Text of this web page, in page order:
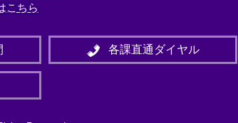
こちら
各課直通ダイヤル